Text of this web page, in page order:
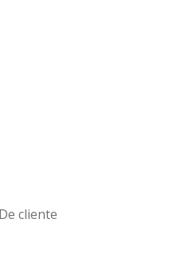
cliente